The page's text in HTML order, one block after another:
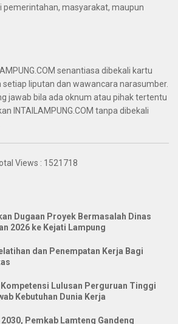
pemerintahan, masyarakat, maupun
senantiasa dibekali kartu
liputan dan wawancara narasumber.
jawab bila ada oknum atau pihak tertentu
INTAILAMPUNG.COM tanpa dibekali
Views : 1521718
Dugaan Proyek Bermasalah Dinas
2026 ke Kejati Lampung
dan Penempatan Kerja Bagi
Lulusan Perguruan Tinggi
Kebutuhan Dunia Kerja
Pemkab Lamteng Gandeng